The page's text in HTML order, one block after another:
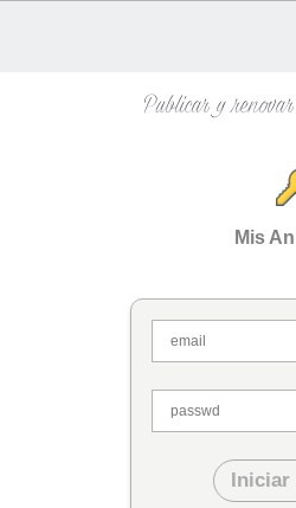
Publicar y
Mis
Iniciar